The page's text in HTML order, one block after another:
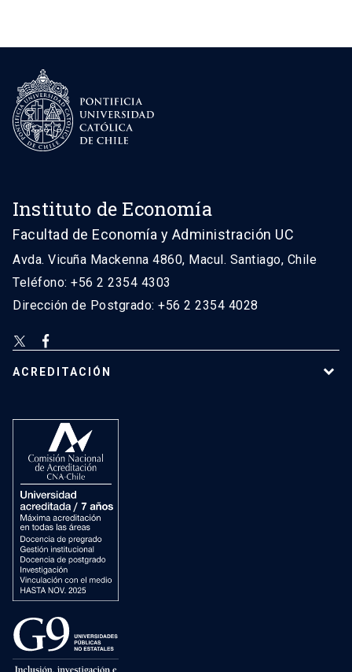
Instituto de Economía
Facultad de Economía y Administración UC
Avda. Vicuña Mackenna 4860, Macul. Santiago, Chile
Teléfono: +56 2 2354 4303
Dirección de Postgrado: +56 2 2354 4028
ACREDITACIÓN